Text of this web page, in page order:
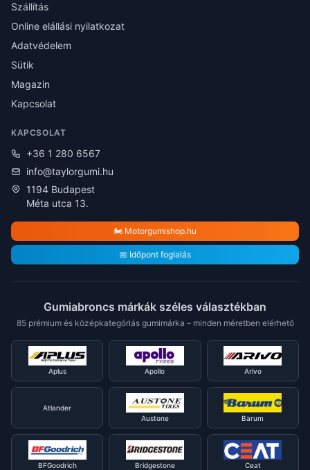
Szállítás
Online elállási nyilatkozat
Adatvédelem
Sütik
Magazin
Kapcsolat
KAPCSOLAT
+36 1 280 6567
info@taylorgumi.hu
1194 Budapest
Méta utca 13.
🏍️ Motorgumishop.hu
📅 Időpont foglalás
Gumiabroncs márkák széles választékban
85 prémium és középkategóriás gumimárka – minden méretben elérhető
Aplus Apollo Arivo
Atlander
Austone
Barum
BFGoodrich Bridgestone Ceat